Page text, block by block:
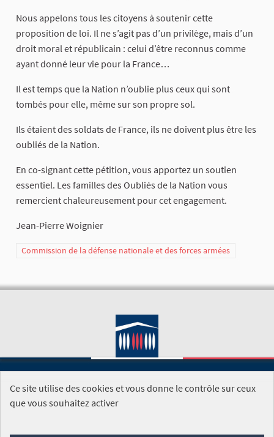
Nous appelons tous les citoyens à soutenir cette
proposition de loi. Il ne s’agit pas d’un privilège, mais d’un
droit moral et républicain : celui d’être reconnus comme
ayant donné leur vie pour la France…
Il est temps que la Nation n’oublie plus ceux qui sont
tombés pour elle, même sur son propre sol.
Ils étaient des soldats de France, ils ne doivent plus être les
oubliés de la Nation.
En co-signant cette pétition, vous apportez un soutien
essentiel. Les familles des Oubliés de la Nation vous
remercient chaleureusement pour cet engagement.
Jean-Pierre Woignier
Commission de la défense nationale et des forces armées
SITE DE L'ASSEMBLÉE NATIONALE
Ce site utilise des cookies et vous donne le contrôle sur ceux
que vous souhaitez activer